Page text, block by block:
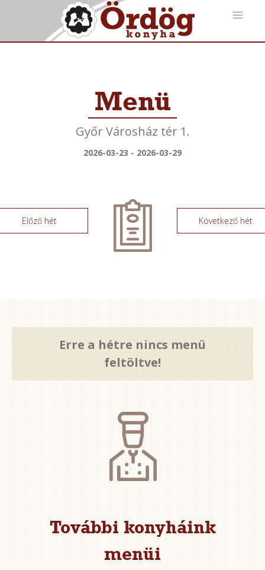
Menü
Győr Városház tér 1.
2026-03-23 - 2026-03-29
Előző hét Következő hét
Erre a hétre nincs menü
feltöltve!
További konyháink
menüi